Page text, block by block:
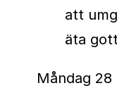
Med
World
omfatta
att
äta
Måndag